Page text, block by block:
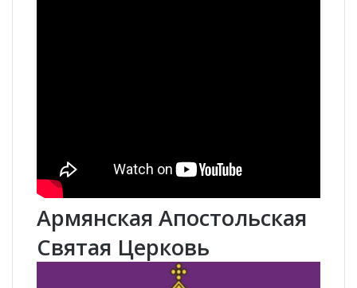
Армянская Апостольская
Святая Церковь